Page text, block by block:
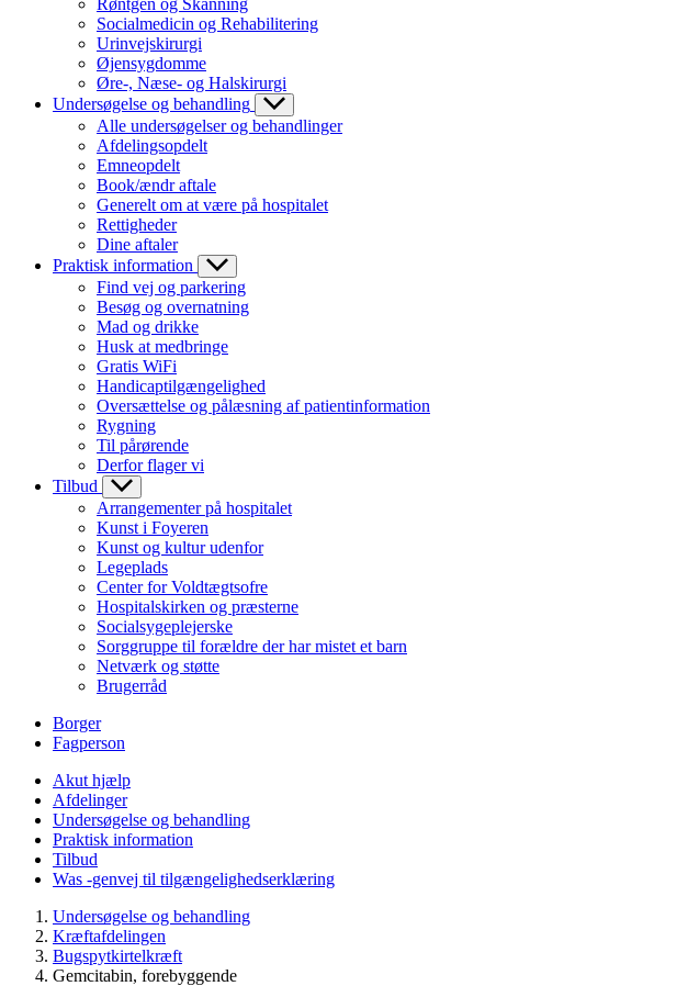
Røntgen og Skanning
Socialmedicin og Rehabilitering
Urinvejskirurgi
Øjensygdomme
Øre-, Næse- og Halskirurgi
Undersøgelse og behandling
Alle undersøgelser og behandlinger
Afdelingsopdelt
Emneopdelt
Book/ændr aftale
Generelt om at være på hospitalet
Rettigheder
Dine aftaler
Praktisk information
Find vej og parkering
Besøg og overnatning
Mad og drikke
Husk at medbringe
Gratis WiFi
Handicaptilgængelighed
Oversættelse og pålæsning af patientinformation
Rygning
Til pårørende
Derfor flager vi
Tilbud
Arrangementer på hospitalet
Kunst i Foyeren
Kunst og kultur udenfor
Legeplads
Center for Voldtægtsofre
Hospitalskirken og præsterne
Socialsygeplejerske
Sorggruppe til forældre der har mistet et barn
Netværk og støtte
Brugerråd
Borger
Fagperson
Akut hjælp
Afdelinger
Undersøgelse og behandling
Praktisk information
Tilbud
Was -genvej til tilgængelighedserklæring
Undersøgelse og behandling
Kræftafdelingen
Bugspytkirtelkræft
Gemcitabin, forebyggende